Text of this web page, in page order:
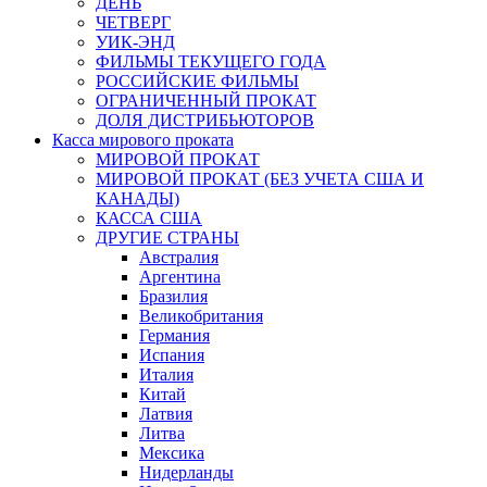
ЧЕТВЕРГ
УИК-ЭНД
ФИЛЬМЫ ТЕКУЩЕГО ГОДА
РОССИЙСКИЕ ФИЛЬМЫ
ОГРАНИЧЕННЫЙ ПРОКАТ
ДОЛЯ ДИСТРИБЬЮТОРОВ
Касса мирового проката
МИРОВОЙ ПРОКАТ
МИРОВОЙ ПРОКАТ (БЕЗ УЧЕТА США И
КАНАДЫ)
КАССА США
ДРУГИЕ СТРАНЫ
Австралия
Аргентина
Бразилия
Великобритания
Германия
Испания
Италия
Китай
Латвия
Литва
Мексика
Нидерланды